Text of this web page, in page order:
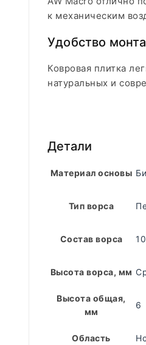
к механическим
Удобство
Ковровая плитка
натуральных и
Детали
Материал основы
Тип ворса
Состав ворса
Высота ворса, мм
Высота общая,
мм
6
Область